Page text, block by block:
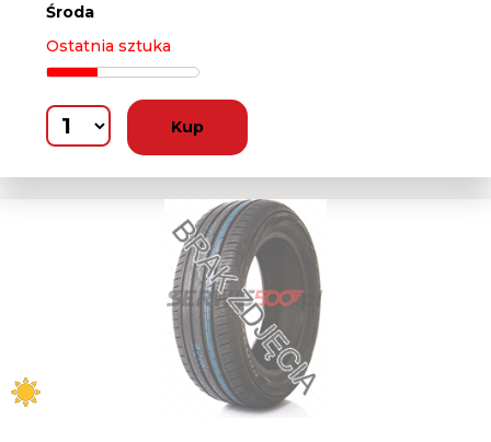
Środa
Ostatnia sztuka
Kup